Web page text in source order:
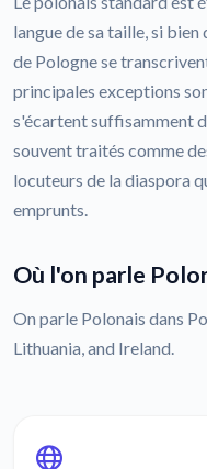
langue de sa taille, si
de Pologne se
principales exceptions
s'écartent suffisamment
souvent traités comme
locuteurs de la diaspora
emprunts.
Où l'on parle
On parle Polonais dans
Lithuania, and Ireland.